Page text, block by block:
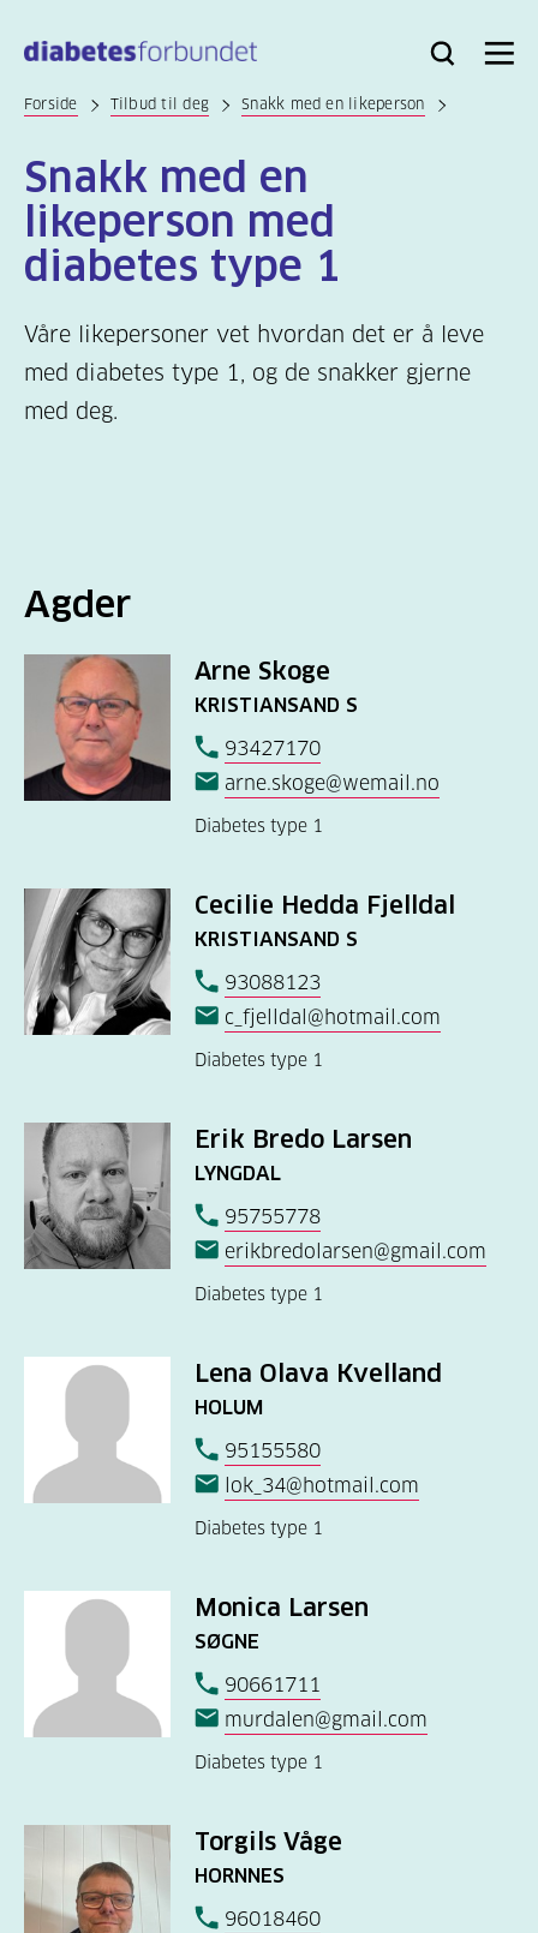
hovedinnhold
Bli
Logg
Søk Meny
Forside Tilbud til deg Snakk med en likeperson
Snakk med en
likeperson med
diabetes type 1
Våre likepersoner vet hvordan det er å leve
med diabetes type 1, og de snakker gjerne
med deg.
Agder
Arne Skoge
KRISTIANSAND S
93427170
arne.skoge@wemail.no
Diabetes type 1
Cecilie Hedda Fjelldal
KRISTIANSAND S
93088123
c_fjelldal@hotmail.com
Diabetes type 1
Erik Bredo Larsen
LYNGDAL
95755778
erikbredolarsen@gmail.com
Diabetes type 1
Lena Olava Kvelland
HOLUM
95155580
lok_34@hotmail.com
Diabetes type 1
Monica Larsen
SØGNE
90661711
murdalen@gmail.com
Diabetes type 1
Torgils Våge
HORNNES
96018460